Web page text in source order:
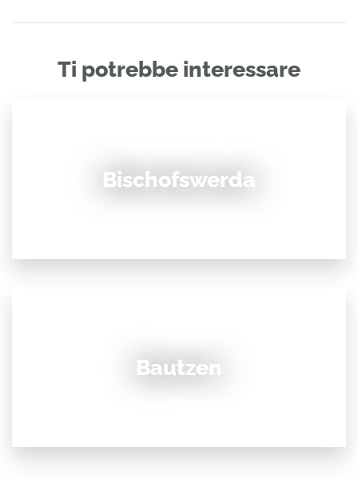
Ti potrebbe interessare
Bischofswerda
Bautzen